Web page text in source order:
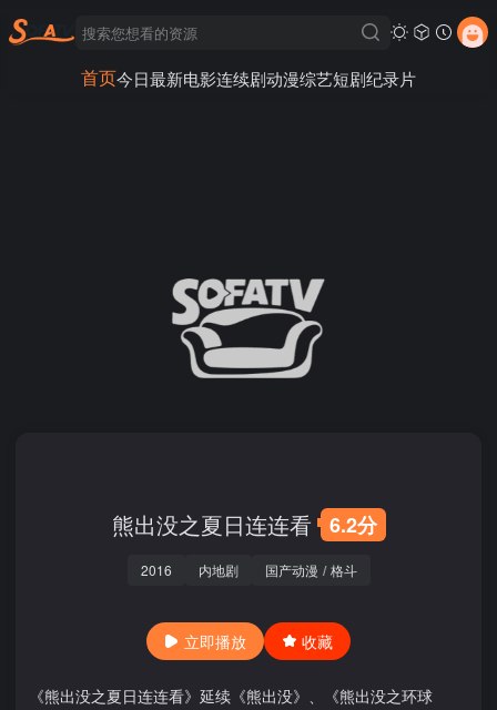
首页今日最新电影连续剧动漫综艺短剧纪录片
熊出没之夏日连连看 6.2分
2016 内地剧 国产动漫 / 格斗
立即播放 收藏
《熊出没之夏日连连看》延续《熊出没》、《熊出没之环球